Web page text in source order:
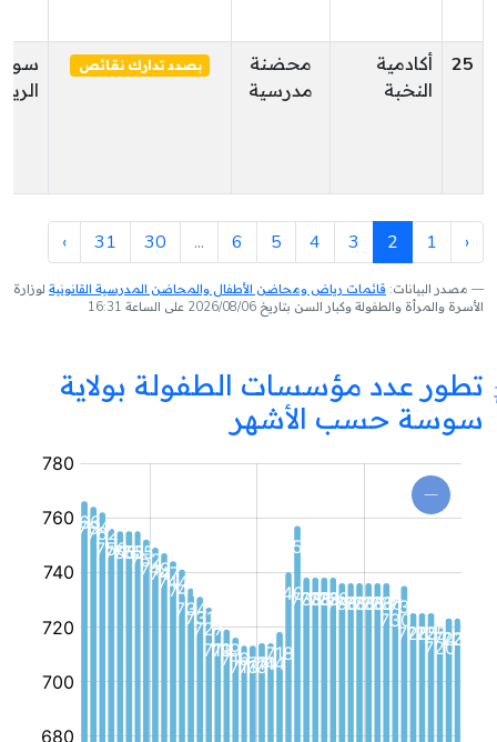
25
أكادمية
النخبة
محضنة
مدرسية
بصدد تدارك نقائص
‹
1
2
3
4
5
6
...
30
31
›
مصدر البيانات: قائمات رياض ومحاضن الأطفال والمحاضن المدرسية القانونية لوزارة
الأسرة والمرأة والطفولة وكبار السن بتاريخ 2026/08/06 على الساعة 16:31
تطور عدد مؤسسات الطفولة بولاية
سوسة حسب الأشهر
مؤسسة